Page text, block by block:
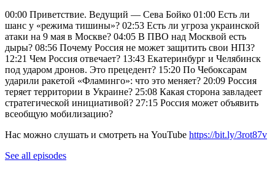
00:00 Приветствие. Ведущий — Сева Бойко 01:00 Есть ли
шанс у «режима тишины»? 02:53 Есть ли угроза украинской
атаки на 9 мая в Москве? 04:05 В ПВО над Москвой есть
дыры? 08:56 Почему Россия не может защитить свои НПЗ?
12:21 Чем Россия отвечает? 13:43 Екатеринбург и Челябинск
под ударом дронов. Это прецедент? 15:20 По Чебоксарам
ударили ракетой «Фламинго»: что это меняет? 20:09 Россия
теряет территории в Украине? 25:08 Какая сторона завладеет
стратегической инициативой? 27:15 Россия может объявить
всеобщую мобилизацию?
Нас можно слушать и смотреть на YouTube https://bit.ly/3rot87v
See all episodes